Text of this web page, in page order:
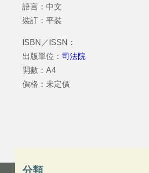
語言：中文
裝訂：平裝
ISBN／ISSN：
出版單位： 司法院
開數：A4
價格：未定價
分類